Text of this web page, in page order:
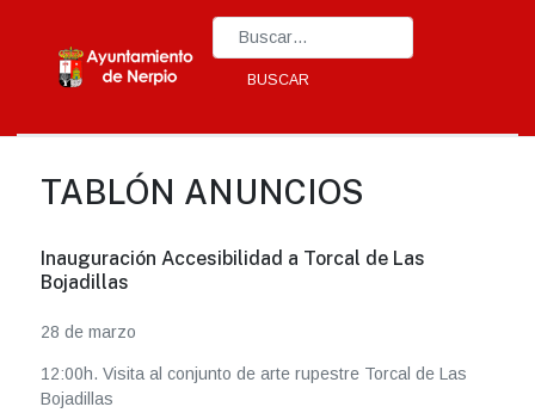
Type 2 or more characters for results.
BUSCAR
TABLÓN ANUNCIOS
Inauguración Accesibilidad a Torcal de Las
Bojadillas
28 de marzo
12:00h. Visita al conjunto de arte rupestre Torcal de Las
Bojadillas